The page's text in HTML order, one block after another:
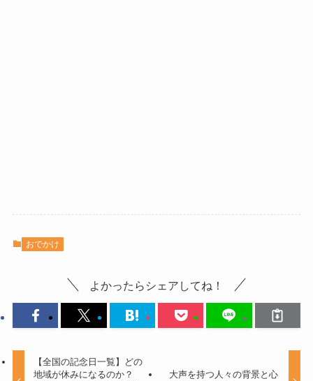
おでかけ
よかったらシェアしてね！
【全国の記念日一覧】どの
地域が休みになるのか？
大声を持つ人々の背景と心